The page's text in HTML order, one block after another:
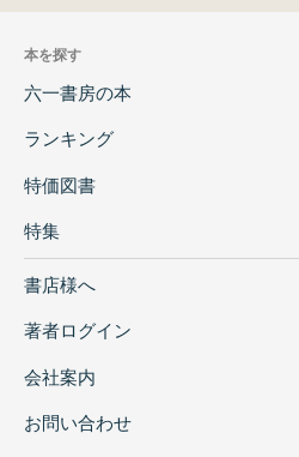
本を探す
六一書房の本
ランキング
特価図書
特集
書店様へ
著者ログイン
会社案内
お問い合わせ